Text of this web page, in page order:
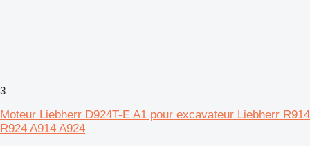
3
Moteur Liebherr D924T-E A1 pour excavateur Liebherr R914
R924 A914 A924